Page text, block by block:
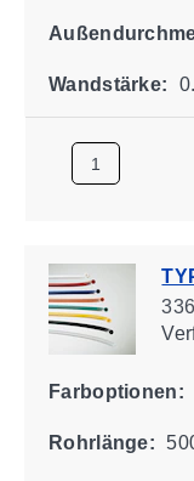
Wandstärke:
Farboptionen:
Rohrlänge: